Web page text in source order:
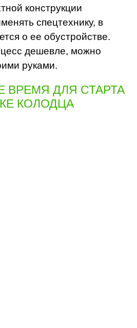
конструкции
спецтехнику, в
о ее обустройстве.
дешевле, можно
руками.
ВРЕМЯ ДЛЯ СТАРТА
КОЛОДЦА